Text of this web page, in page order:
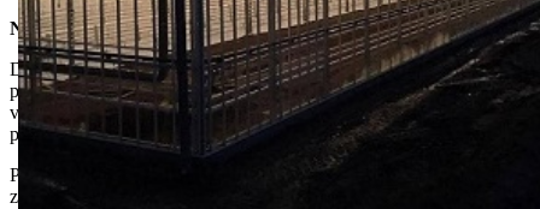
Napomene:
Dragon® 480 SL se ne sme primenjivati: u usevu kukuruza sa
podusevom (pasulj, bundeva i sl.), u usevu semenskog kukuruza, na
vrlo slabo humoznim zemljištima (manje od 1% humusa) i kraškim
područjima zbog izrazite ispirljivosti, na temperaturama iznad 25°C.
Prilikom tretiranja sprečiti zanošenje kapi na sve susedne useve i
zasade, a naročito pri visokim temperaturama.